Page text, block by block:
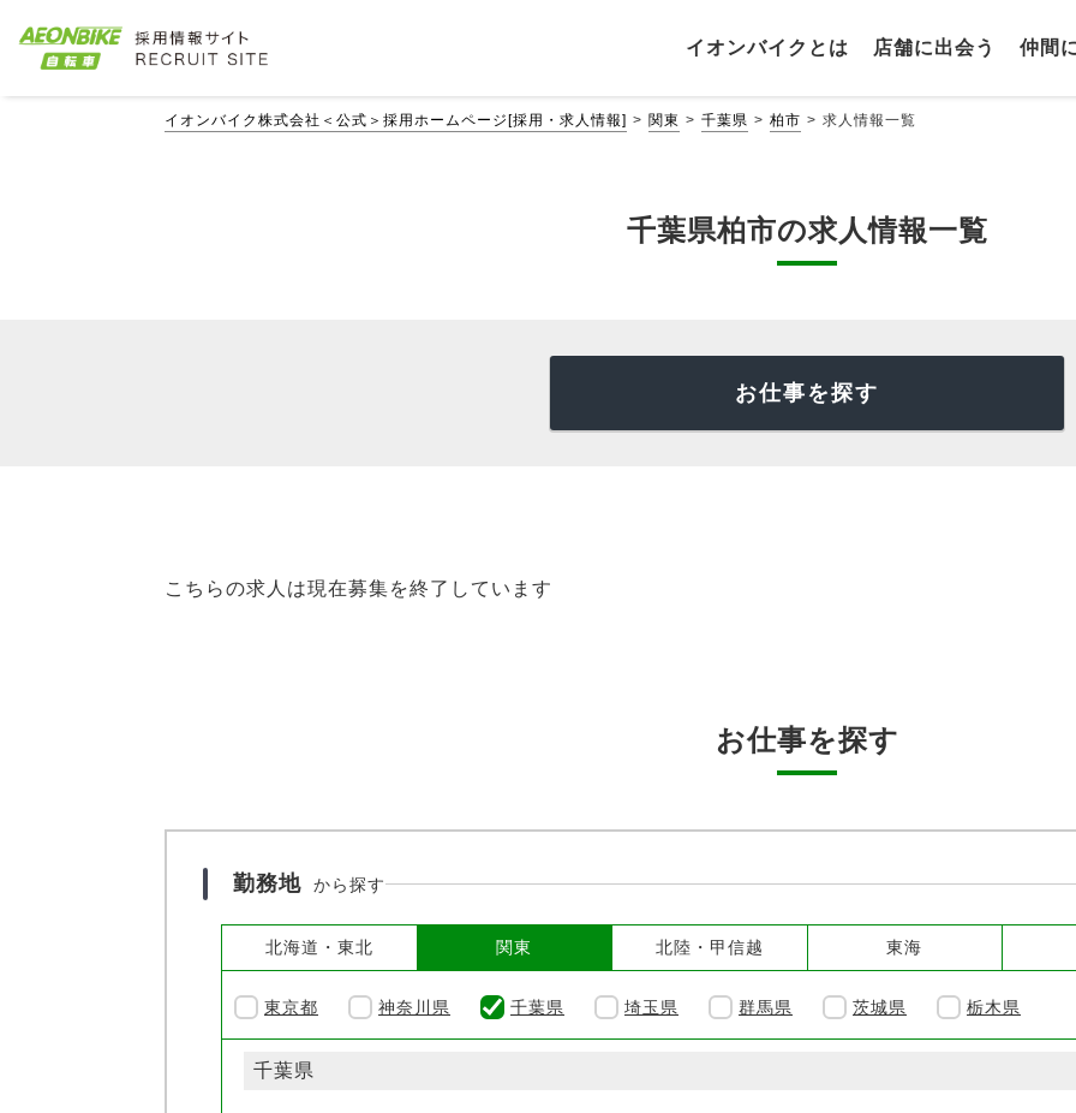
イオンバイクとは 店舗に出会う 仲間
イオンバイク株式会社＜公式＞採用ホームページ[採用・求人情報] 関東 千葉県 柏市 求人情報一覧
千葉県柏市の求人情報一覧
お仕事を探す
こちらの求人は現在募集を終了しています
お仕事を探す
勤務地 から探す
北海道・東北 関東 北陸・甲信越 東海
東京都 神奈川県 千葉県 埼玉県 群馬県 茨城県 栃木県
千葉県